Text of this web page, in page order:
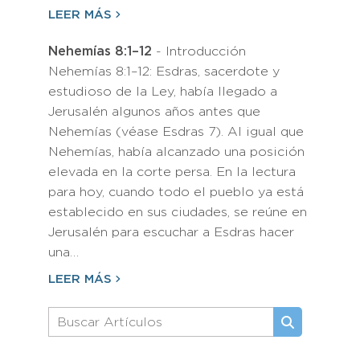
LEER MÁS
Nehemías 8:1–12 - Introducción
Nehemías 8:1–12: Esdras, sacerdote y
estudioso de la Ley, había llegado a
Jerusalén algunos años antes que
Nehemías (véase Esdras 7). Al igual que
Nehemías, había alcanzado una posición
elevada en la corte persa. En la lectura
para hoy, cuando todo el pueblo ya está
establecido en sus ciudades, se reúne en
Jerusalén para escuchar a Esdras hacer
una…
LEER MÁS